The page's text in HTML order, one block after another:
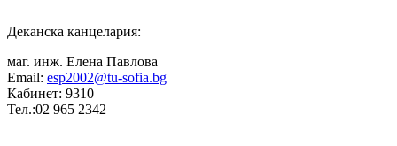
Деканска канцелария:
маг. инж. Елена Павлова
Email: esp2002@tu-sofia.bg
Кабинет: 9310
Тел.:02 965 2342